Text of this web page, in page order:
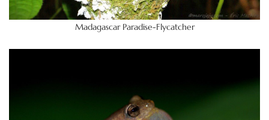
Madagascar Paradise-Flycatcher